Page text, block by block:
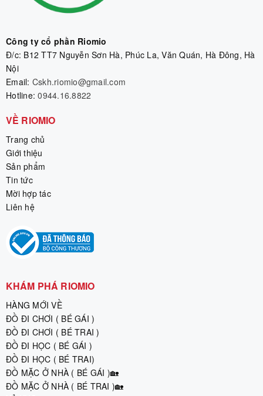
Công ty cổ phần Riomio
Đ/c: B12 TT7 Nguyễn Sơn Hà, Phúc La, Văn Quán, Hà Đông, Hà
Nội
Email: Cskh.riomio@gmail.com
Hotline:0944.16.8822
VỀ RIOMIO
Trang chủ
Giới thiệu
Sản phẩm
Tin tức
Mời hợp tác
Liên hệ
KHÁM PHÁ RIOMIO
HÀNG MỚI VỀ
ĐỒ ĐI CHƠI ( BÉ GÁI )
ĐỒ ĐI CHƠI ( BÉ TRAI )
ĐỒ ĐI HỌC ( BÉ GÁI )
ĐỒ ĐI HỌC ( BÉ TRAI)
ĐỒ MẶC Ở NHÀ ( BÉ GÁI )🏡
ĐỒ MẶC Ở NHÀ ( BÉ TRAI )🏡